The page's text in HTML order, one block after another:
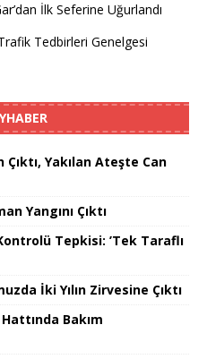
İlk Seferine Uğurlandı
Tedbirleri Genelgesi
Yakılan Ateşte Can
Yangını Çıktı
Tepkisi: ’Tek Taraflı
İki Yılın Zirvesine Çıktı
Bakım